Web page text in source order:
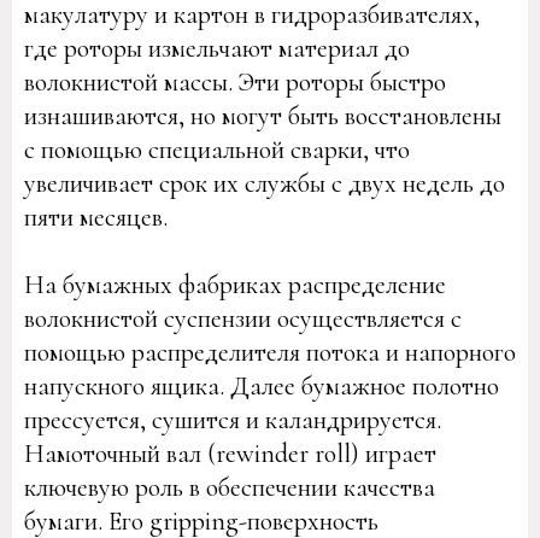
макулатуру и картон в гидроразбивателях,
где роторы измельчают материал до
волокнистой массы. Эти роторы быстро
изнашиваются, но могут быть восстановлены
с помощью специальной сварки, что
увеличивает срок их службы с двух недель до
пяти месяцев.
На бумажных фабриках распределение
волокнистой суспензии осуществляется с
помощью распределителя потока и напорного
напускного ящика. Далее бумажное полотно
прессуется, сушится и каландрируется.
Намоточный вал (rewinder roll) играет
ключевую роль в обеспечении качества
бумаги. Его gripping-поверхность